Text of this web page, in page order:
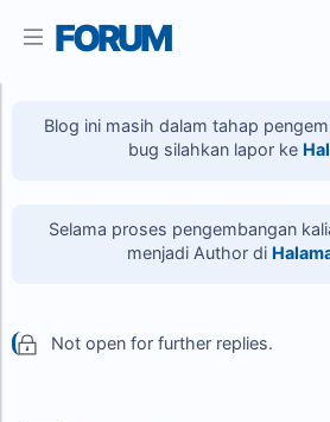
FORUM
Blog ini masih dalam tahap
bug silahkan lapor ke
Selama proses pengembangan
menjadi Author di
Not open for further replies.